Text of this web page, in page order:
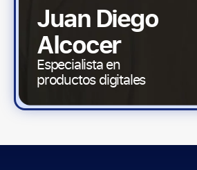
Juan Diego
Alcocer
Especialista en
productos digitales